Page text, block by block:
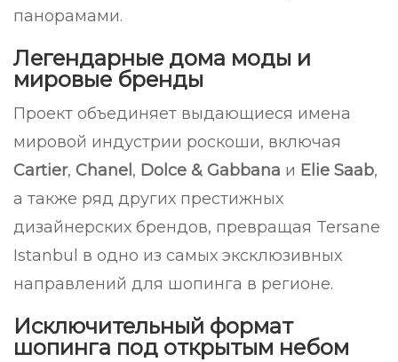
панорамами.
Легендарные дома моды и
мировые бренды
Проект объединяет выдающиеся имена
мировой индустрии роскоши, включая
Cartier, Chanel , Dolce & Gabbana и Elie Saab,
а также ряд других престижных
дизайнерских брендов, превращая Tersane
Istanbul в одно из самых эксклюзивных
направлений для шопинга в регионе.
Исключительный формат
шопинга под открытым небом